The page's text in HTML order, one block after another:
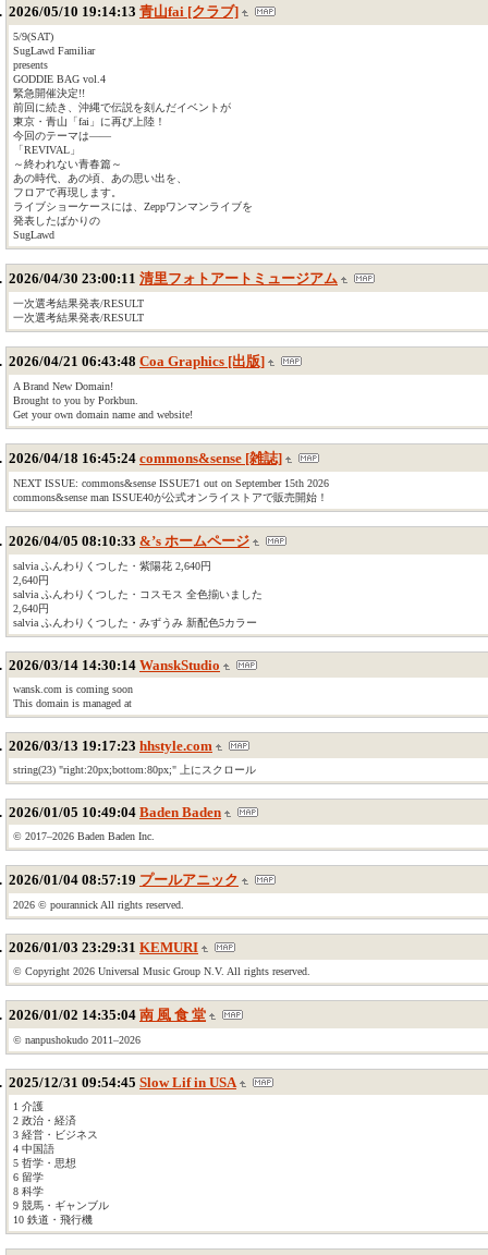
2026/05/10 19:14:13 青山fai [クラブ]
5/9(SAT)
SugLawd Familiar
presents
GODDIE BAG vol.4
緊急開催決定!!
前回に続き、沖縄で伝説を刻んだイベントが
東京・青山「fai」に再び上陸！
今回のテーマは――
「REVIVAL」
～終われない青春篇～
あの時代、あの頃、あの思い出を、
フロアで再現します。
ライブショーケースには、Zeppワンマンライブを
発表したばかりの
SugLawd
2026/04/30 23:00:11 清里フォトアートミュージアム
一次選考結果発表/RESULT
一次選考結果発表/RESULT
2026/04/21 06:43:48 Coa Graphics [出版]
A Brand New Domain!
Brought to you by Porkbun.
Get your own domain name and website!
2026/04/18 16:45:24 commons&sense [雑誌]
NEXT ISSUE: commons&sense ISSUE71 out on September 15th 2026
commons&sense man ISSUE40が公式オンライストアで販売開始！
2026/04/05 08:10:33 &’s ホームページ
salvia ふんわりくつした・紫陽花 2,640円
2,640円
salvia ふんわりくつした・コスモス 全色揃いました
2,640円
salvia ふんわりくつした・みずうみ 新配色5カラー
2026/03/14 14:30:14 WanskStudio
wansk.com is coming soon
This domain is managed at
2026/03/13 19:17:23 hhstyle.com
string(23) "right:20px;bottom:80px;" 上にスクロール
2026/01/05 10:49:04 Baden Baden
© 2017–2026 Baden Baden Inc.
2026/01/04 08:57:19 プールアニック
2026 © pourannick All rights reserved.
2026/01/03 23:29:31 KEMURI
© Copyright 2026 Universal Music Group N.V. All rights reserved.
2026/01/02 14:35:04 南 風 食 堂
© nanpushokudo 2011–2026
2025/12/31 09:54:45 Slow Lif in USA
1 介護
2 政治・経済
3 経営・ビジネス
4 中国語
5 哲学・思想
6 留学
8 科学
9 競馬・ギャンブル
10 鉄道・飛行機